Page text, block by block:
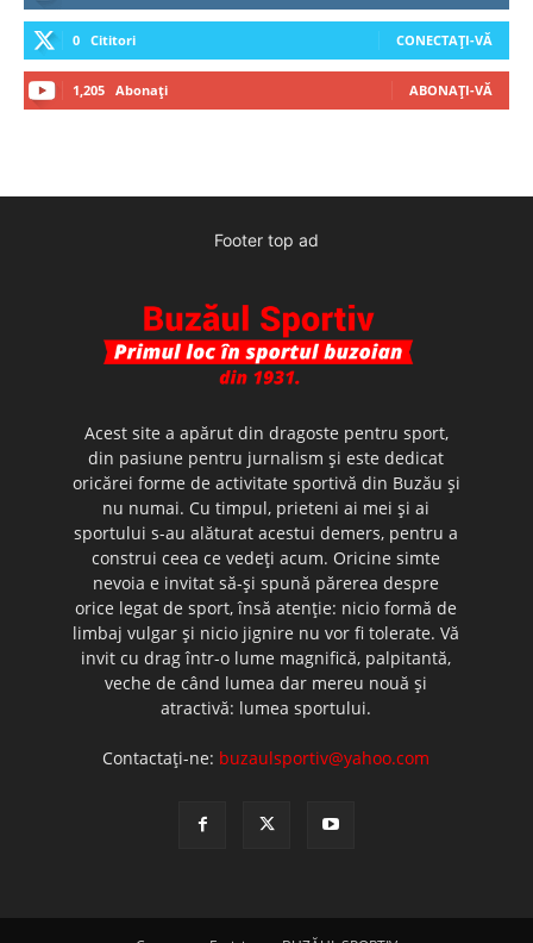
0 Cititori CONECTAȚI-VĂ
1,205 Abonați ABONAȚI-VĂ
Footer top ad
Acest site a apărut din dragoste pentru sport,
din pasiune pentru jurnalism şi este dedicat
oricărei forme de activitate sportivă din Buzău şi
nu numai. Cu timpul, prieteni ai mei şi ai
sportului s-au alăturat acestui demers, pentru a
construi ceea ce vedeţi acum. Oricine simte
nevoia e invitat să-şi spună părerea despre
orice legat de sport, însă atenţie: nicio formă de
limbaj vulgar şi nicio jignire nu vor fi tolerate. Vă
invit cu drag într-o lume magnifică, palpitantă,
veche de când lumea dar mereu nouă şi
atractivă: lumea sportului.
Contactați-ne: buzaulsportiv@yahoo.com